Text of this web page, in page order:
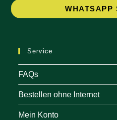
WHATSAPP
Service
FAQs
Bestellen ohne Internet
Mein Konto